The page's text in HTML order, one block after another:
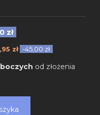
zł
zł -45,00 zł
od złożenia